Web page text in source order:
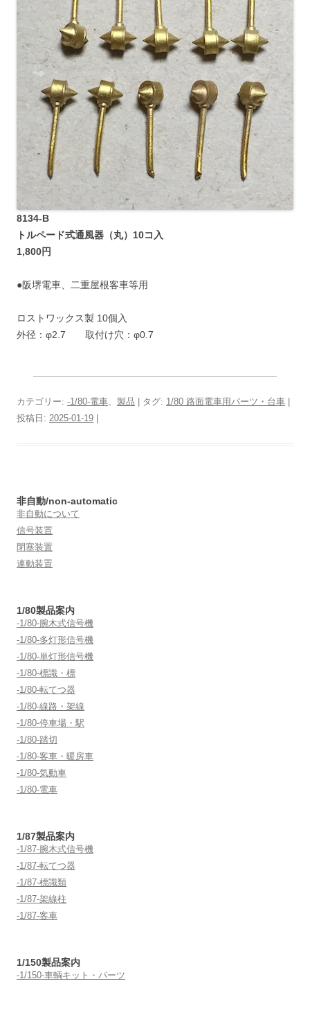
8134-B
トルペード式通風器（丸）10コ入
1,800円
●阪堺電車、二重屋根客車等用
ロストワックス製 10個入
外径：φ2.7 取付け穴：φ0.7
カテゴリー: -1/80-電車 製品 | タグ: 1/80 路面電車用パーツ・台車
投稿日: 2025-01-19
非自動/non-automatic
非自動について
信号装置
閉塞装置
連動装置
1/80製品案内
-1/80-腕木式信号機
-1/80-多灯形信号機
-1/80-単灯形信号機
-1/80-標識・標
-1/80-転てつ器
-1/80-線路・架線
-1/80-停車場・駅
-1/80-踏切
-1/80-客車・暖房車
-1/80-気動車
-1/80-電車
1/87製品案内
-1/87-腕木式信号機
-1/87-転てつ器
-1/87-標識類
-1/87-架線柱
-1/87-客車
1/150製品案内
-1/150-車輌キット・パーツ